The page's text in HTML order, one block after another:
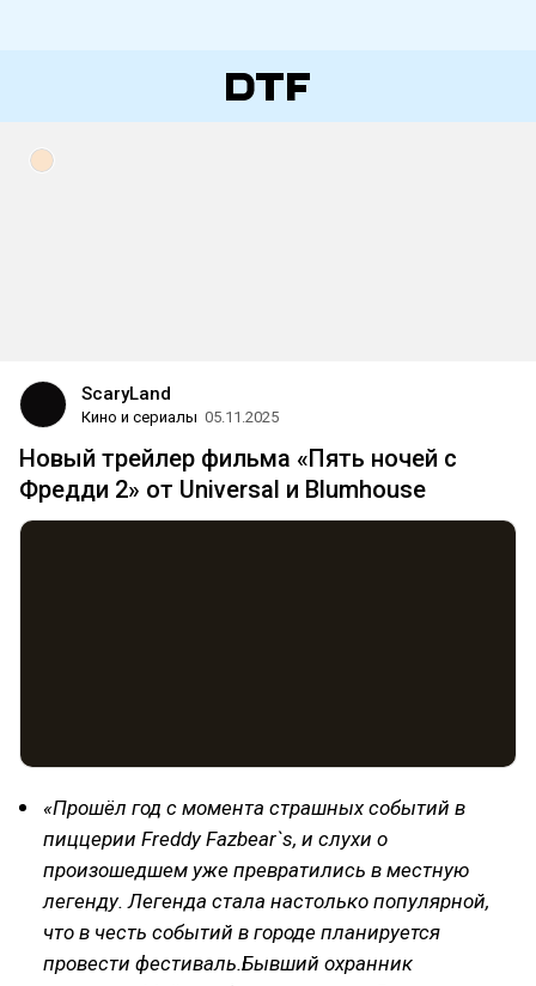
ScaryLand
Кино и сериалы 05.11.2025
Новый трейлер фильма «Пять ночей с
Фредди 2» от Universal и Blumhouse
«Прошёл год с момента страшных событий в
пиццерии Freddy Fazbear`s, и слухи о
произошедшем уже превратились в местную
легенду. Легенда стала настолько популярной,
что в честь событий в городе планируется
провести фестиваль.Бывший охранник